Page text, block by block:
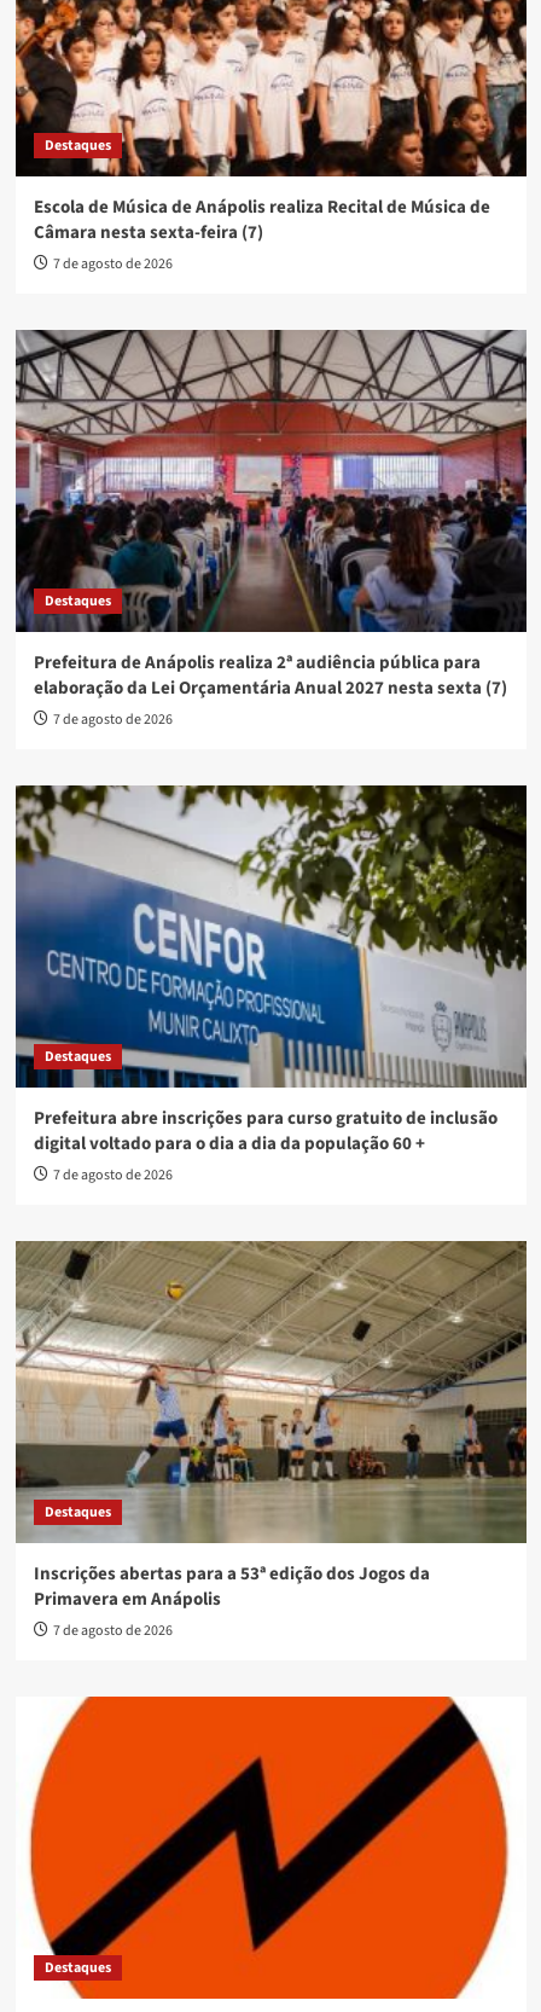
Destaques
Escola de Música de Anápolis realiza Recital de Música de
Câmara nesta sexta-feira (7)
7 de agosto de 2026
Destaques
Prefeitura de Anápolis realiza 2ª audiência pública para
elaboração da Lei Orçamentária Anual 2027 nesta sexta (7)
7 de agosto de 2026
Destaques
Prefeitura abre inscrições para curso gratuito de inclusão
digital voltado para o dia a dia da população 60 +
7 de agosto de 2026
Destaques
Inscrições abertas para a 53ª edição dos Jogos da
Primavera em Anápolis
7 de agosto de 2026
Destaques